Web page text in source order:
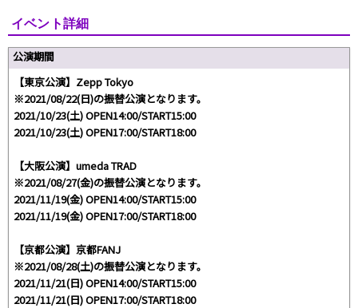
イベント詳細
公演期間
【東京公演】Zepp Tokyo
※2021/08/22(日)の振替公演となります。
2021/10/23(土) OPEN14:00/START15:00
2021/10/23(土) OPEN17:00/START18:00
【大阪公演】umeda TRAD
※2021/08/27(金)の振替公演となります。
2021/11/19(金) OPEN14:00/START15:00
2021/11/19(金) OPEN17:00/START18:00
【京都公演】京都FANJ
※2021/08/28(土)の振替公演となります。
2021/11/21(日) OPEN14:00/START15:00
2021/11/21(日) OPEN17:00/START18:00